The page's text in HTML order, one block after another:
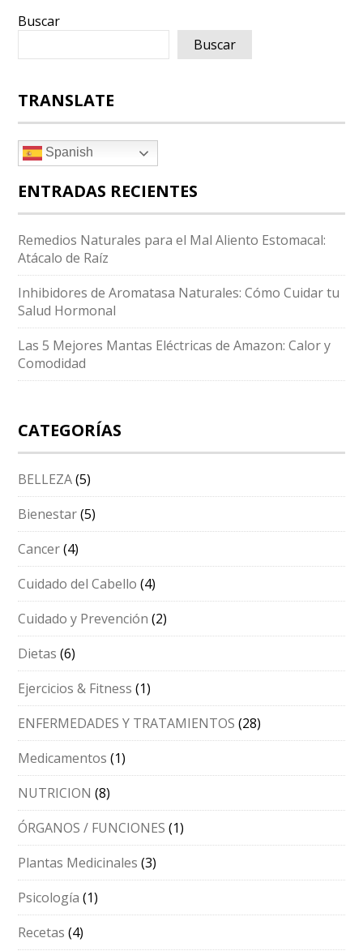
Buscar
Buscar
TRANSLATE
Spanish
ENTRADAS RECIENTES
Remedios Naturales para el Mal Aliento Estomacal:
Atácalo de Raíz
Inhibidores de Aromatasa Naturales: Cómo Cuidar tu
Salud Hormonal
Las 5 Mejores Mantas Eléctricas de Amazon: Calor y
Comodidad
CATEGORÍAS
BELLEZA(5)
Bienestar(5)
Cancer(4)
Cuidado del Cabello (4)
Cuidado y Prevención (2)
Dietas (6)
Ejercicios & Fitness (1)
ENFERMEDADES Y TRATAMIENTOS (28)
Medicamentos (1)
NUTRICION (8)
ÓRGANOS / FUNCIONES (1)
Plantas Medicinales (3)
Psicología (1)
Recetas (4)